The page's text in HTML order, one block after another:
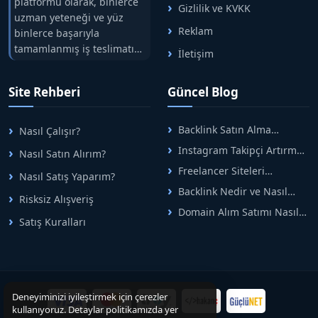
Aklınıza takılan başka sorular varsa bize mesaj
yoluyla her zaman ulaşabilirsiniz. Mesajlarınıza mesai
günleri ve saatlerinde hızlıca dönüş yapmaktayız.
ULAŞABİLİRSİNİZ
#satislar
uzman yeteneği ve yüz
binlerce başarıyla
tamamlanmış iş teslimatını
tek çatıda buluşturuyoruz.
arasındaki süreci risksiz
alışveriş sistemi ile koruyan
ticaretin güvenli
adreslerinden birisidir.
Gizlilik ve KVKK
Reklam
İletişim
Site Rehberi
Nasıl Çalışır?
Nasıl Satın Alırım?
Nasıl Satış Yaparım?
Risksiz Alışveriş
Satış Kuralları
Güncel Blog
Backlink Satın Alma
Rehberi: Güvenli SEO İçin
Doğru Adımlar
Instagram Takipçi Artırma
Yöntemleri: Organik Büyüme
Rehberi
Freelancer Siteleri
Arasında Doğru Seçim Nasıl
Yapılır
Backlink Nedir ve Nasıl
Alınır? Etkili Yöntemler
Domain Alım Satımı Nasıl
Deneyiminizi iyileştirmek için çerezler
kullanıyoruz. Detaylar politikamızda yer